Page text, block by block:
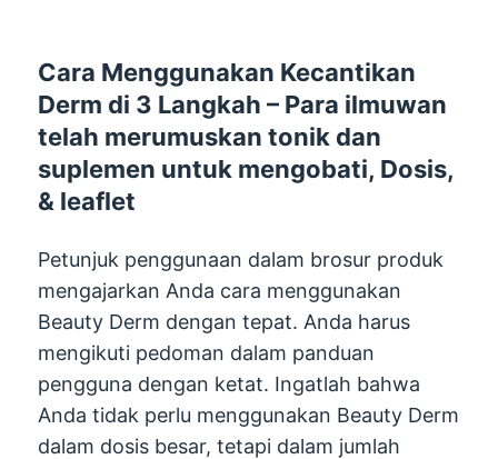
Cara Menggunakan Kecantikan
Derm di 3 Langkah – Para ilmuwan
telah merumuskan tonik dan
suplemen untuk mengobati, Dosis,
& leaflet
Petunjuk penggunaan dalam brosur produk
mengajarkan Anda cara menggunakan
Beauty Derm dengan tepat. Anda harus
mengikuti pedoman dalam panduan
pengguna dengan ketat. Ingatlah bahwa
Anda tidak perlu menggunakan Beauty Derm
dalam dosis besar, tetapi dalam jumlah